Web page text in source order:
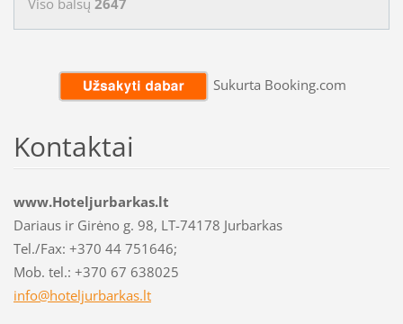
Sukurta Booking.com
Kontaktai
www.Hoteljurbarkas.lt
Dariaus ir Girėno g. 98, LT-74178 Jurbarkas
Tel./Fax: +370 44 751646;
Mob. tel.: +370 67 638025
info@hoteljurbarkas.lt